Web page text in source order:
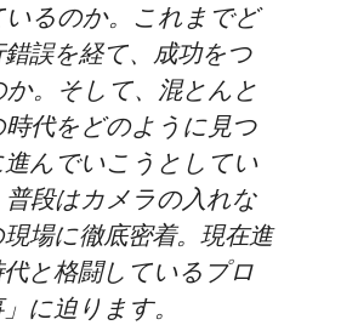
いるのか。これまでど
誤を経て、成功をつ
。そして、混とんと
時代をどのように見つ
んでいこうとしてい
普段はカメラの入れな
場に徹底密着。現在進
と格闘しているプロ
に迫ります。